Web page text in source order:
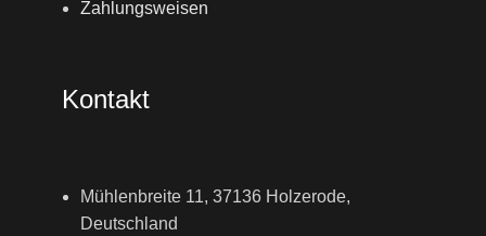
Zahlungsweisen
Kontakt
Mühlenbreite 11, 37136 Holzerode,
Deutschland